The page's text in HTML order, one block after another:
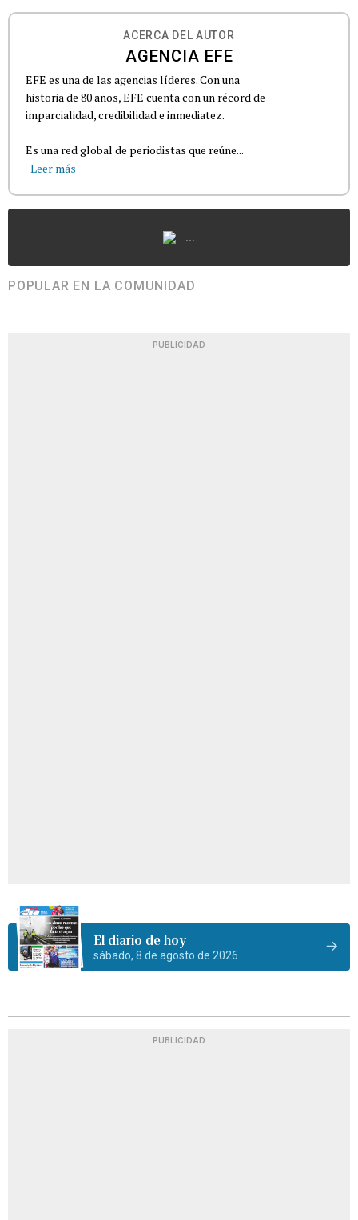
ACERCA DEL AUTOR
AGENCIA EFE
EFE es una de las agencias líderes. Con una
historia de 80 años, EFE cuenta con un récord de
imparcialidad, credibilidad e inmediatez.
Es una red global de periodistas que reúne...
Leer más
...
POPULAR EN LA COMUNIDAD
PUBLICIDAD
El diario de hoy
sábado, 8 de agosto de 2026
PUBLICIDAD